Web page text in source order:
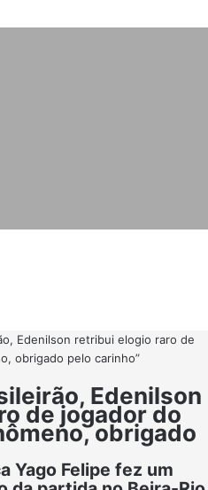
Edenilson retribui elogio raro de
obrigado pelo carinho”
Edenilson
de jogador do
obrigado
Yago Felipe fez um